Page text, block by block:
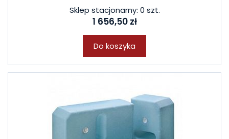
Sklep stacjonarny: 0 szt.
1 656,50 zł
Do koszyka